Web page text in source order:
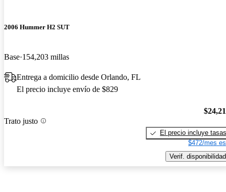
2006 Hummer H2 SUT
Base 154,203 millas
Entrega a domicilio desde Orlando, FL
El precio incluye envío de $829
Trato justo
El precio incluye tasas
$472/mes
Verif. disponibilidad